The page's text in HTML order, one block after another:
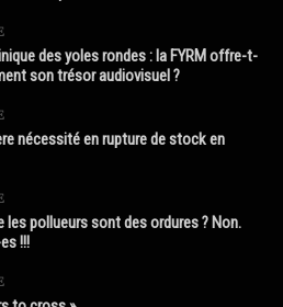
des yoles rondes : la FYRM offre-t-
son trésor audiovisuel ?
nécessité en rupture de stock en
les pollueurs sont des ordures ? Non.
!!!